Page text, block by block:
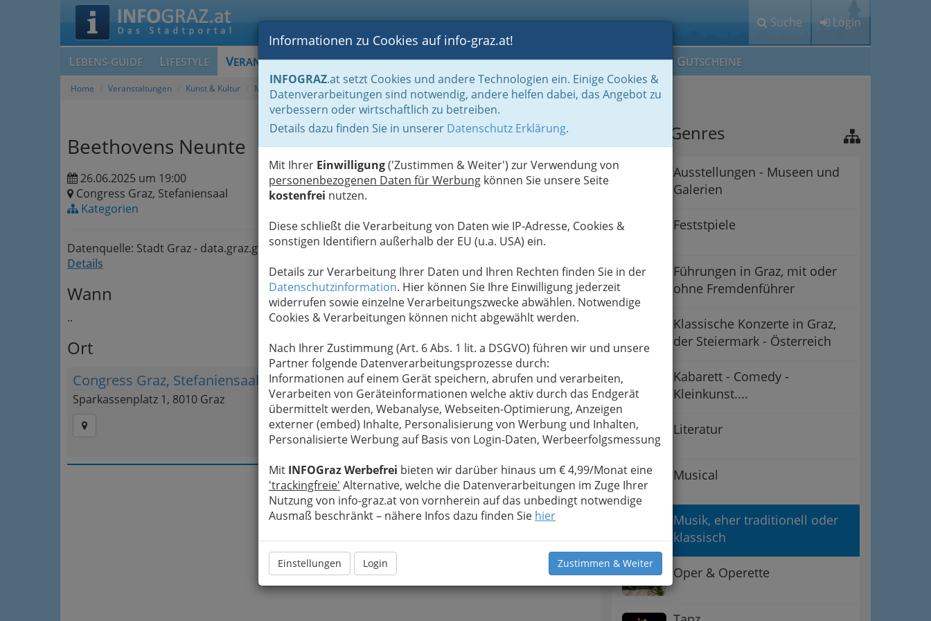
Suche Login
LEBENS-GUIDE LIFESTYLE VERANSTALTUNGEN BLOGS FOTOS GASTRONOMIE BRANCHEN MEIN IG GUTSCHEINE
Informationen zu Cookies auf info-graz.at!
INFOGRAZ.at setzt Cookies und andere Technologien ein. Einige Cookies &
Datenverarbeitungen sind notwendig, andere helfen dabei, das Angebot zu
verbessern oder wirtschaftlich zu betreiben.
Details dazu finden Sie in unserer Datenschutz Erklärung.
Mit Ihrer Einwilligung('Zustimmen & Weiter') zur Verwendung von
personenbezogenen Daten für Werbung können Sie unsere Seite
kostenfrei nutzen.
Diese schließt die Verarbeitung von Daten wie IP-Adresse, Cookies &
sonstigen Identifiern außerhalb der EU (u.a. USA) ein.
Details zur Verarbeitung Ihrer Daten und Ihren Rechten finden Sie in der
Datenschutzinformation. Hier können Sie Ihre Einwilligung jederzeit
widerrufen sowie einzelne Verarbeitungszwecke abwählen. Notwendige
Cookies & Verarbeitungen können nicht abgewählt werden.
Nach Ihrer Zustimmung (Art. 6 Abs. 1 lit. a DSGVO) führen wir und unsere
Partner folgende Datenverarbeitungsprozesse durch:
Informationen auf einem Gerät speichern, abrufen und verarbeiten,
Verarbeiten von Geräteinformationen welche aktiv durch das Endgerät
übermittelt werden, Webanalyse, Webseiten-Optimierung, Anzeigen
externer (embed) Inhalte, Personalisierung von Werbung und Inhalten,
Personalisierte Werbung auf Basis von Login-Daten, Werbeerfolgsmessung
Mit INFOGraz Werbefrei bieten wir darüber hinaus um € 4,99/Monat eine
'trackingfreie' Alternative, welche die Datenverarbeitungen im Zuge Ihrer
Nutzung von info-graz.at von vornherein auf das unbedingt notwendige
Ausmaß beschränkt – nähere Infos dazu finden Sie hier
Einstellungen Login Zustimmen & Weiter
Home Veranstaltungen Kunst & Kultur Musik, eher traditionell oder klassisch
Beethovens Neunte
26.06.2025 um 19:00
Congress Graz, Stefaniensaal
Kategorien
Datenquelle: Stadt Graz - data.graz.gv.at
Details
Wann
..
Ort
Congress Graz, Stefaniensaal
Sparkassenplatz 1, 8010 Graz
Unsere Genres
Ausstellungen - Museen und
Galerien
Feststpiele
Führungen in Graz, mit oder
ohne Fremdenführer
Klassische Konzerte in Graz,
der Steiermark - Österreich
Kabarett - Comedy -
Kleinkunst....
Literatur
Musical
Musik, eher traditionell oder
klassisch
Oper & Operette